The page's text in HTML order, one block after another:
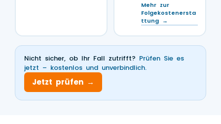
Mehr zur
Folgekostenersta
ttung →
Nicht sicher, ob Ihr Fall zutrifft? Prüfen Sie es
jetzt – kostenlos und unverbindlich.
Jetzt prüfen →